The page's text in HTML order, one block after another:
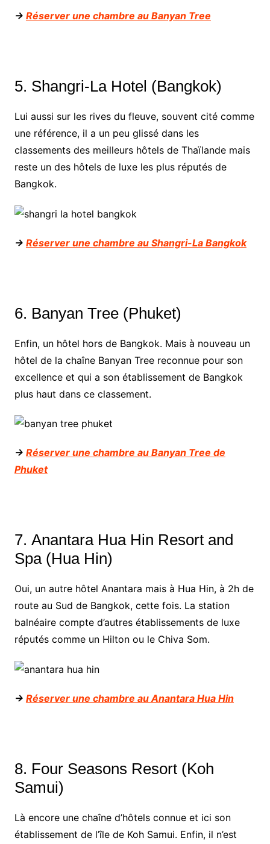
-> Réserver une chambre au Banyan Tree
5. Shangri-La Hotel (Bangkok)
Lui aussi sur les rives du fleuve, souvent cité comme
une référence, il a un peu glissé dans les
classements des meilleurs hôtels de Thaïlande mais
reste un des hôtels de luxe les plus réputés de
Bangkok.
-> Réserver une chambre au Shangri-La Bangkok
6. Banyan Tree (Phuket)
Enfin, un hôtel hors de Bangkok. Mais à nouveau un
hôtel de la chaîne Banyan Tree reconnue pour son
excellence et qui a son établissement de Bangkok
plus haut dans ce classement.
-> Réserver une chambre au Banyan Tree de
Phuket
7. Anantara Hua Hin Resort and
Spa (Hua Hin)
Oui, un autre hôtel Anantara mais à Hua Hin, à 2h de
route au Sud de Bangkok, cette fois. La station
balnéaire compte d’autres établissements de luxe
réputés comme un Hilton ou le Chiva Som.
-> Réserver une chambre au Anantara Hua Hin
8. Four Seasons Resort (Koh
Samui)
Là encore une chaîne d’hôtels connue et ici son
établissement de l’île de Koh Samui. Enfin, il n’est